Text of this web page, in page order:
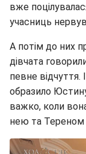
вже
учасниць
А потім до них
дівчата
певне відчуття.
образило
важко, коли
нею та Тереном